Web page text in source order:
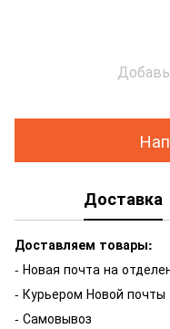
Доставка
Доставляем товары:
- Новая почта на
- Курьером Новой почты
- Самовывоз